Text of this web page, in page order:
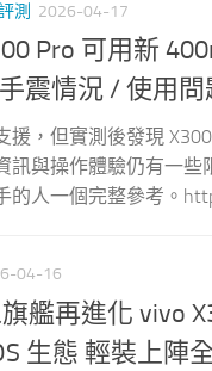
測 2026-04-17
Pro 可用新
震情況 / 使用問
援，但實測後發現
訊與操作體驗仍有一些
的人一個完整參考。
04-16
艦再進化 vivo
生態 輕裝上陣